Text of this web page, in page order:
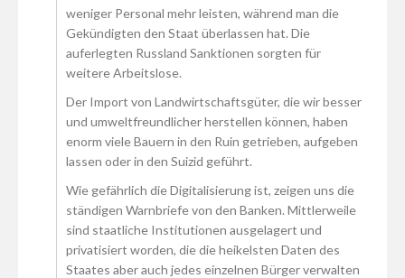
weniger Personal mehr leisten, während man die
Gekündigten den Staat überlassen hat. Die
auferlegten Russland Sanktionen sorgten für
weitere Arbeitslose.
Der Import von Landwirtschaftsgüter, die wir besser
und umweltfreundlicher herstellen können, haben
enorm viele Bauern in den Ruin getrieben, aufgeben
lassen oder in den Suizid geführt.
Wie gefährlich die Digitalisierung ist, zeigen uns die
ständigen Warnbriefe von den Banken. Mittlerweile
sind staatliche Institutionen ausgelagert und
privatisiert worden, die die heikelsten Daten des
Staates aber auch jedes einzelnen Bürger verwalten